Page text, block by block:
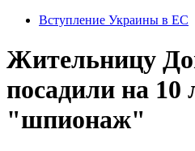
Вступление Украины в ЕС
Жительницу
посадили на 10
"шпионаж"